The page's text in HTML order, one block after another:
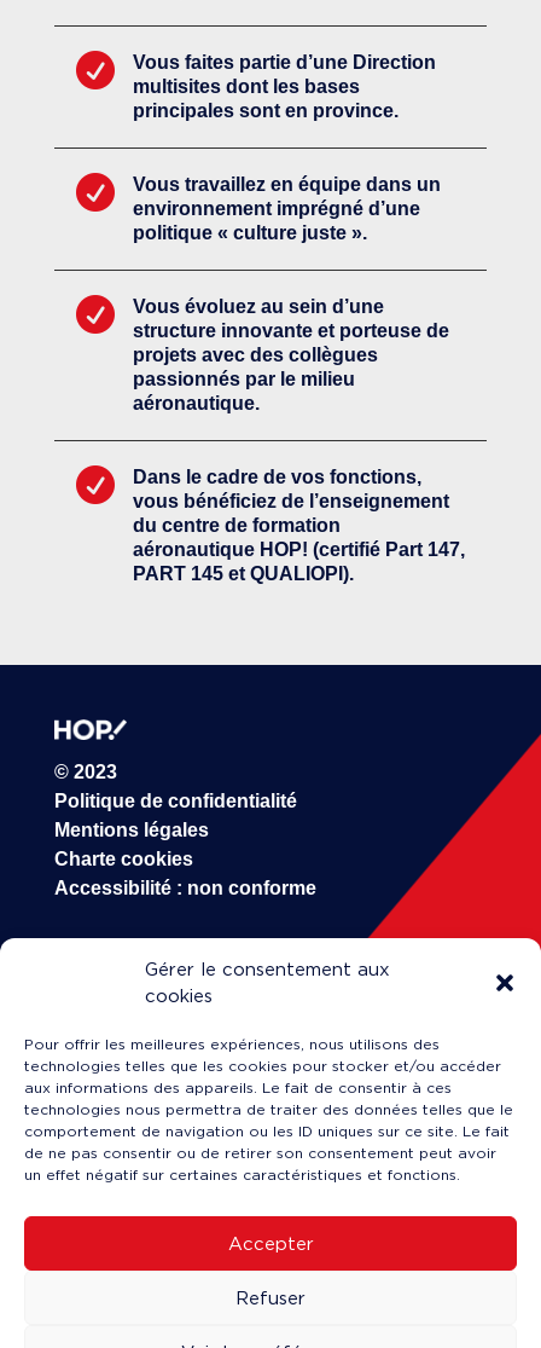
Gérer le consentement aux
cookies
Pour offrir les meilleures expériences, nous utilisons des
technologies telles que les cookies pour stocker et/ou accéder
aux informations des appareils. Le fait de consentir à ces
technologies nous permettra de traiter des données telles que le
comportement de navigation ou les ID uniques sur ce site. Le fait
de ne pas consentir ou de retirer son consentement peut avoir
un effet négatif sur certaines caractéristiques et fonctions.
Accepter
Refuser

Vous faites partie d’une Direction
multisites dont les bases
principales sont en province.

Vous travaillez en équipe dans un
environnement imprégné d’une
politique « culture juste ».

Vous évoluez au sein d’une
structure innovante et porteuse de
projets avec des collègues
passionnés par le milieu
aéronautique.

Dans le cadre de vos fonctions,
vous bénéficiez de l’enseignement
du centre de formation
aéronautique HOP! (certifié Part 147,
PART 145 et QUALIOPI).
© 2023
Politique de confidentialité
Mentions légales
Charte cookies
Accessibilité : non conforme
Entreprise (A propos)
Carrière
Engineering & Maintenance
Formation
Actualités
Service client en ligne↗